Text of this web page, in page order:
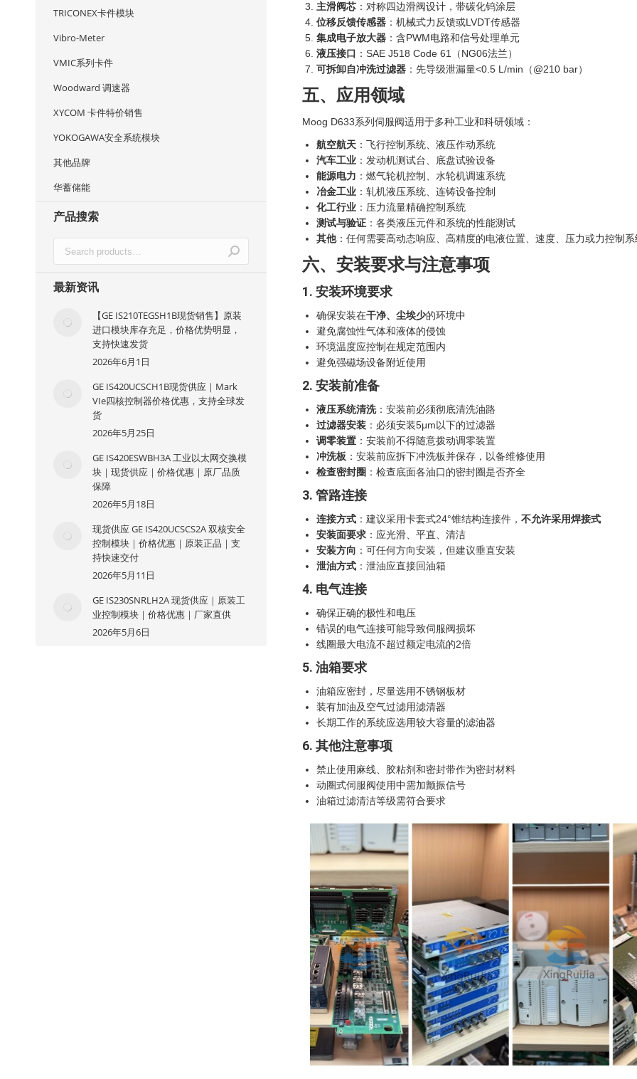
主滑阀芯 ：对称四边滑阀设计，带碳化钨涂层
位移反馈传感器 ：机械式力反馈或LVDT传感器
集成电子放大器 ：含PWM电路和信号处理单元
液压接口 ：SAE J518 Code 61（NG06法兰）
可拆卸自冲洗过滤器 ：先导级泄漏量<0.5 L/min（@210 bar）
五、应用领域
Moog D633系列伺服阀适用于多种工业和科研领域：
航空航天 ：飞行控制系统、液压作动系统
汽车工业 ：发动机测试台、底盘试验设备
能源电力 ：燃气轮机控制、水轮机调速系统
冶金工业 ：轧机液压系统、连铸设备控制
化工行业 ：压力流量精确控制系统
测试与验证 ：各类液压元件和系统的性能测试
其他：任何需要高动态响应、高精度的电液位置、速度、压力或力控制系
六、安装要求与注意事项
1. 安装环境要求
确保安装在干净、尘埃少的环境中
避免腐蚀性气体和液体的侵蚀
环境温度应控制在规定范围内
避免强磁场设备附近使用
2. 安装前准备
液压系统清洗：安装前必须彻底清洗油路
过滤器安装 ：必须安装5μm以下的过滤器
调零装置 ：安装前不得随意拨动调零装置
冲洗板 ：安装前应拆下冲洗板并保存，以备维修使用
检查密封圈 ：检查底面各油口的密封圈是否齐全
3. 管路连接
连接方式 ：建议采用卡套式24°锥结构连接件， 不允许采用焊接式
安装面要求 ：应光滑、平直、清洁
安装方向 ：可任何方向安装，但建议垂直安装
泄油方式 ：泄油应直接回油箱
4. 电气连接
确保正确的极性和电压
错误的电气连接可能导致伺服阀损坏
线圈最大电流不超过额定电流的2倍
5. 油箱要求
油箱应密封，尽量选用不锈钢板材
装有加油及空气过滤用滤清器
长期工作的系统应选用较大容量的滤油器
6. 其他注意事项
禁止使用麻线、胶粘剂和密封带作为密封材料
动圈式伺服阀使用中需加颤振信号
油箱过滤清洁等级需符合要求
TRICONEX卡件模块
Vibro-Meter
VMIC系列卡件
Woodward 调速器
XYCOM 卡件特价销售
YOKOGAWA安全系统模块
其他品牌
华蓄储能
产品搜索
最新资讯
【GE IS210TEGSH1B现货销售】原装
进口模块库存充足，价格优势明显，
支持快速发货
2026年6月1日
GE IS420UCSCH1B现货供应｜Mark
VIe四核控制器价格优惠，支持全球发
货
2026年5月25日
GE IS420ESWBH3A 工业以太网交换模
块｜现货供应｜价格优惠｜原厂品质
保障
2026年5月18日
现货供应 GE IS420UCSCS2A 双核安全
控制模块｜价格优惠｜原装正品｜支
持快速交付
2026年5月11日
GE IS230SNRLH2A 现货供应｜原装工
业控制模块｜价格优惠｜厂家直供
2026年5月6日